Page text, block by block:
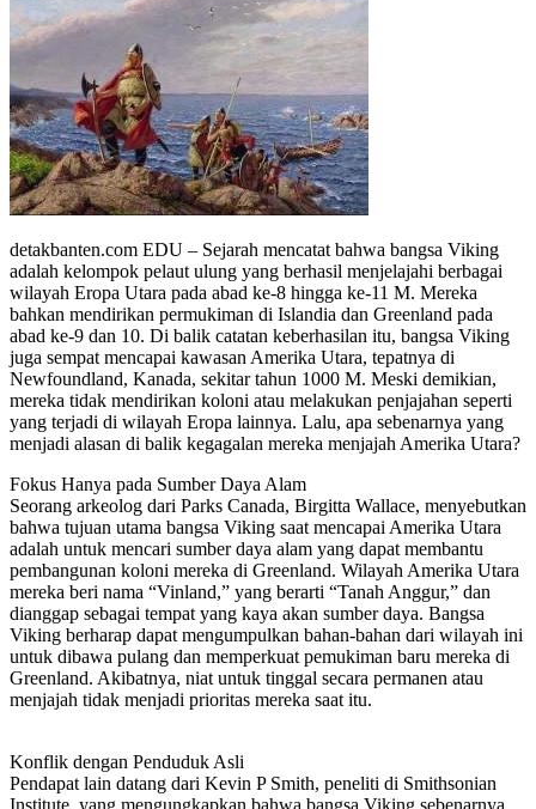
detakbanten.com EDU – Sejarah mencatat bahwa bangsa Viking
adalah kelompok pelaut ulung yang berhasil menjelajahi berbagai
wilayah Eropa Utara pada abad ke-8 hingga ke-11 M. Mereka
bahkan mendirikan permukiman di Islandia dan Greenland pada
abad ke-9 dan 10. Di balik catatan keberhasilan itu, bangsa Viking
juga sempat mencapai kawasan Amerika Utara, tepatnya di
Newfoundland, Kanada, sekitar tahun 1000 M. Meski demikian,
mereka tidak mendirikan koloni atau melakukan penjajahan seperti
yang terjadi di wilayah Eropa lainnya. Lalu, apa sebenarnya yang
menjadi alasan di balik kegagalan mereka menjajah Amerika Utara?
Fokus Hanya pada Sumber Daya Alam
Seorang arkeolog dari Parks Canada, Birgitta Wallace, menyebutkan
bahwa tujuan utama bangsa Viking saat mencapai Amerika Utara
adalah untuk mencari sumber daya alam yang dapat membantu
pembangunan koloni mereka di Greenland. Wilayah Amerika Utara
mereka beri nama “Vinland,” yang berarti “Tanah Anggur,” dan
dianggap sebagai tempat yang kaya akan sumber daya. Bangsa
Viking berharap dapat mengumpulkan bahan-bahan dari wilayah ini
untuk dibawa pulang dan memperkuat pemukiman baru mereka di
Greenland. Akibatnya, niat untuk tinggal secara permanen atau
menjajah tidak menjadi prioritas mereka saat itu.
Konflik dengan Penduduk Asli
Pendapat lain datang dari Kevin P Smith, peneliti di Smithsonian
Institute, yang mengungkapkan bahwa bangsa Viking sebenarnya